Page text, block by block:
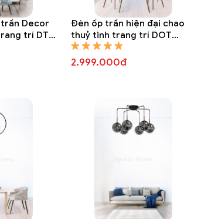
Decor
trí DTT
Đèn ốp trần hiện đại chao
thuỷ tinh trang trí DOT
8106A
2.999.000đ